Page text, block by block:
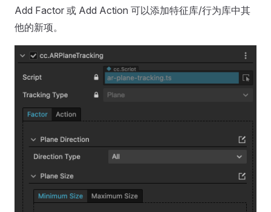
Add Factor 或 Add Action 可以添加特征库/行为库中其
他的新项。